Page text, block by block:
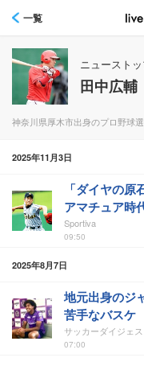
一覧
ニュースト
田中広輔
神奈川県厚木市出身のプロ野球
2025年11月3日
「ダイヤの
アマチュア時
Sportiva
09:50
2025年8月7日
地元出身のジ
苦手なバスケ
サッカーダイジェ
07:00